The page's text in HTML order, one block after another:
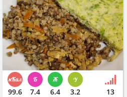
99.6 7.4 6.4 3.2 13